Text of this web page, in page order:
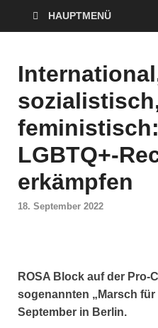
HAUPTMENÜ
LGBTQ+-
erkämpfen
18. September 2022
ROSA Block auf der Pro-
sogenannten „Marsch für
September in Berlin.